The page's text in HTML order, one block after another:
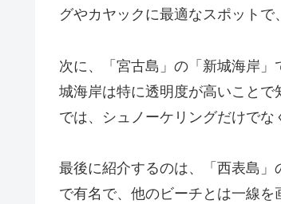
グやカヤックに最適なスポットで
次に、「宮古島」の「新城海岸
城海岸は特に透明度が高いこと
では、シュノーケリングだけでな
最後に紹介するのは、「西表島
で有名で、他のビーチとは一線